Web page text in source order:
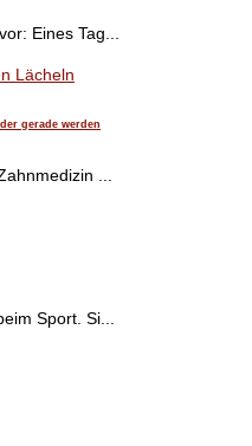
Eines Tag...
gerade werden
...
Sport. Si...